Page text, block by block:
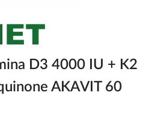
D3 4000 IU + K2
AKAVIT 60